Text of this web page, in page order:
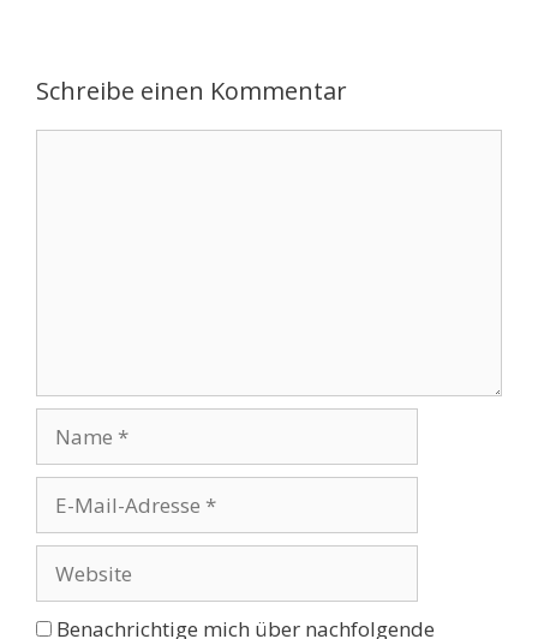
Schreibe einen Kommentar
Mail-
Adresse
Benachrichtige mich über nachfolgende